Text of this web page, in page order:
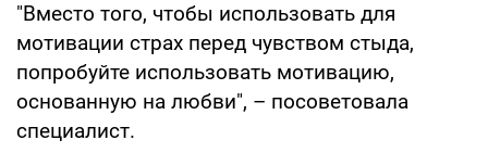
"Вместо того, чтобы использовать для
мотивации страх перед чувством стыда,
попробуйте использовать мотивацию,
основанную на любви", – посоветовала
специалист.